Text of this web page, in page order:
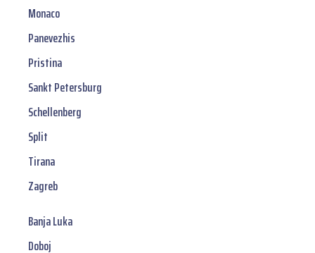
Monaco
Panevezhis
Pristina
Sankt Petersburg
Schellenberg
Split
Tirana
Zagreb
Banja Luka
Doboj